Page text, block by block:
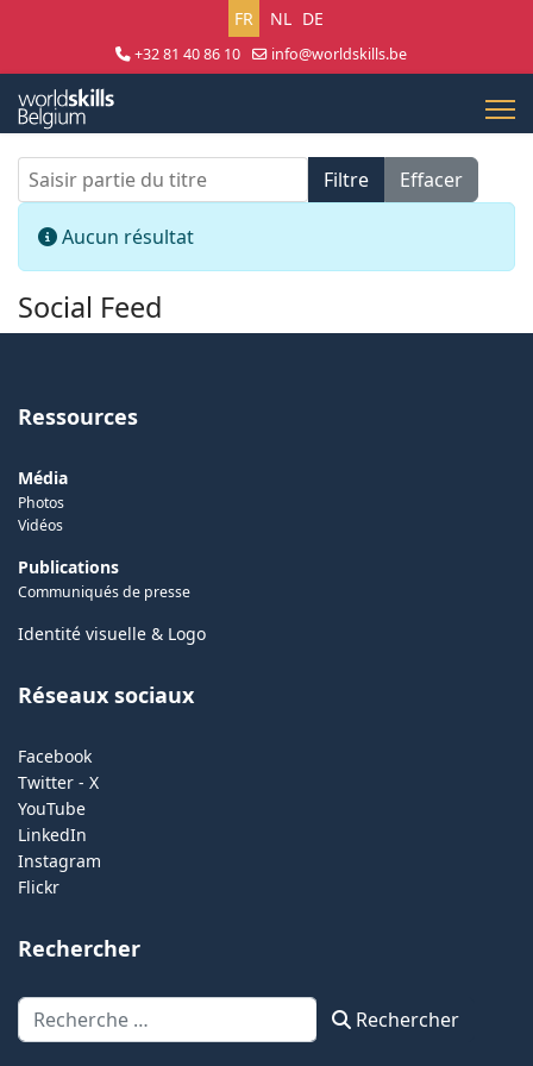
Sélectionnez votre langue
FR NL DE
+32 81 40 86 10
info@worldskills.be
Saisir partie du titre Filtre
Effacer
Info
Aucun résultat
Social Feed
Ressources
Média
Photos
Vidéos
Publications
Communiqués de presse
Identité visuelle & Logo
Réseaux sociaux
Facebook
Twitter - X
YouTube
LinkedIn
Instagram
Flickr
Rechercher
Rechercher Rechercher